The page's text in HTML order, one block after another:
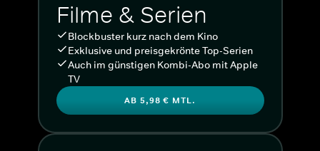
Filme & Serien
Blockbuster kurz nach dem Kino
Exklusive und preisgekrönte Top-Serien
Auch im günstigen Kombi-Abo mit Apple
TV
AB 5,98 € MTL.